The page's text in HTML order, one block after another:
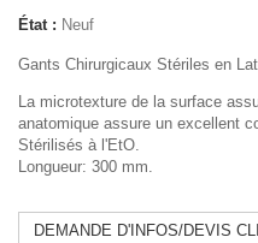
État : Neuf
Gants Chirurgicaux Stériles en
La microtexture de la surface
anatomique assure un excellent
Stérilisés à l'EtO.
Longueur: 300 mm.
DEMANDE D'INFOS/DEVIS